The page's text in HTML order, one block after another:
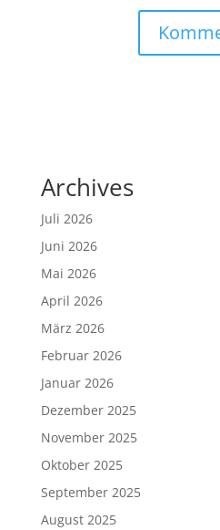
Archives
Juli 2026
Juni 2026
Mai 2026
April 2026
März 2026
Februar 2026
Januar 2026
Dezember 2025
November 2025
Oktober 2025
September 2025
August 2025